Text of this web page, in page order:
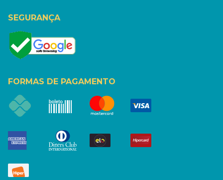
SEGURANÇA
FORMAS DE PAGAMENTO